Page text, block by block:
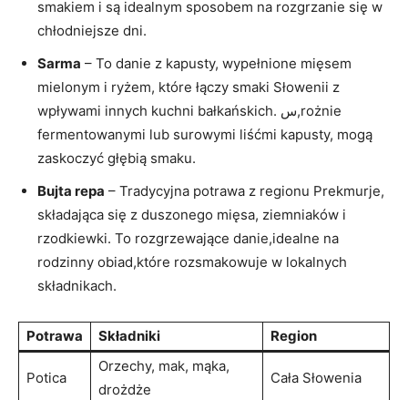
smakiem i są idealnym sposobem na rozgrzanie się w
chłodniejsze dni.
Sarma – To danie z kapusty, wypełnione mięsem
mielonym i ryżem, które łączy smaki Słowenii z
wpływami innych kuchni bałkańskich. س,rożnie
fermentowanymi lub surowymi liśćmi kapusty, mogą
zaskoczyć głębią smaku.
Bujta repa – Tradycyjna potrawa z regionu Prekmurje,
składająca się z duszonego mięsa, ziemniaków i
rzodkiewki. To rozgrzewające danie,idealne na
rodzinny obiad,które rozsmakowuje w lokalnych
składnikach.
Potrawa Składniki Region
Potica
Orzechy, mak, mąka,
drożdże
Cała Słowenia